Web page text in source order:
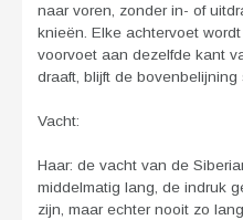
naar voren, zonder in- of
knieën. Elke achtervoet
voorvoet aan dezelfde kant
draaft, blijft de bovenbelijning
Vacht:
Haar: de vacht van de
middelmatig lang, de indruk
zijn, maar echter nooit zo